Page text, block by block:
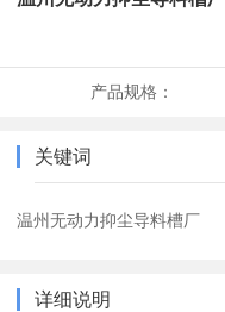
产品规格：
关键词
温州无动力抑尘导料槽厂
详细说明